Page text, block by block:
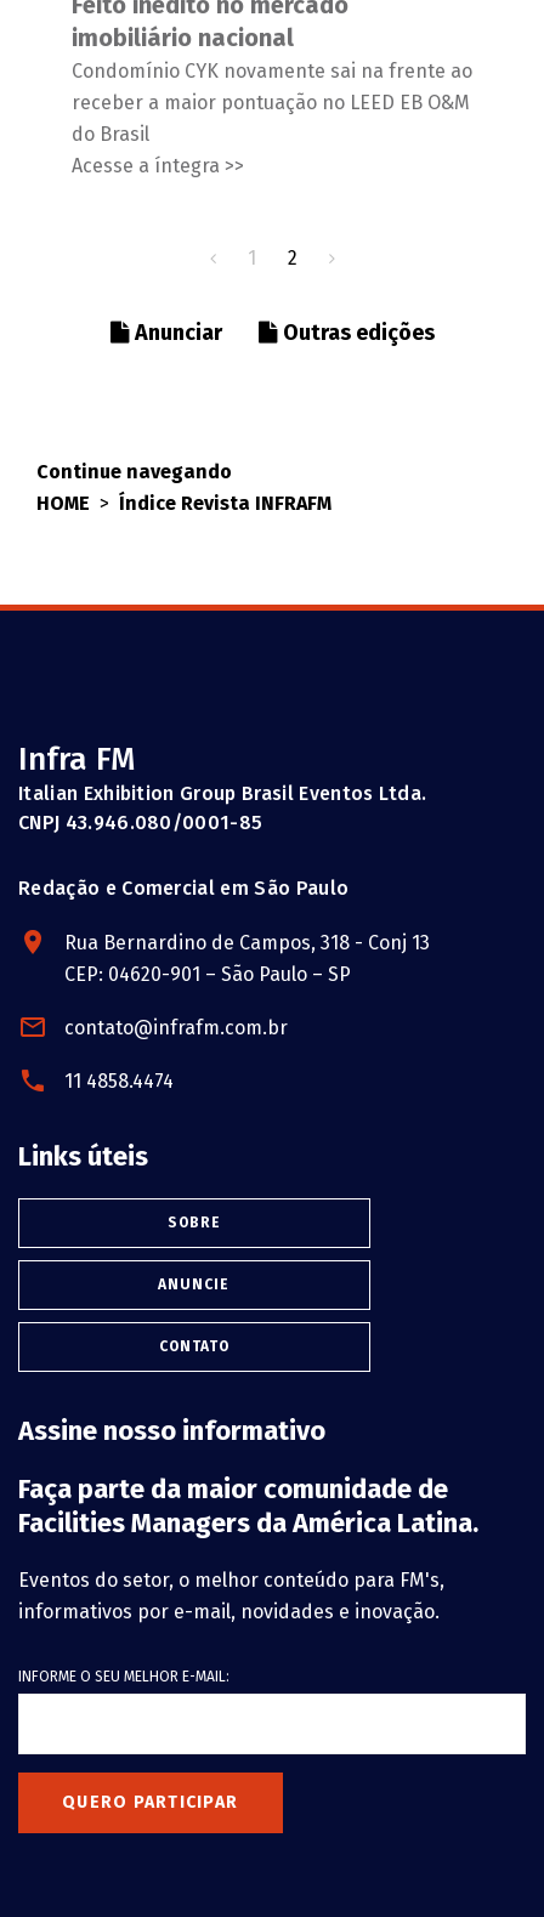
imobiliário nacional
Condomínio CYK novamente sai na frente ao
receber a maior pontuação no LEED EB O&M
do Brasil
Acesse a íntegra >>
1 2
Anunciar Outras edições
Continue navegando
HOME > Índice Revista INFRAFM
Infra FM
Italian Exhibition Group Brasil Eventos Ltda.
CNPJ 43.946.080/0001-85
Redação e Comercial em São Paulo
Rua Bernardino de Campos, 318 - Conj 13
CEP: 04620-901 – São Paulo – SP
contato@infrafm.com.br
11 4858.4474
Links úteis
SOBRE
ANUNCIE
CONTATO
Assine nosso informativo
Faça parte da maior comunidade de
Facilities Managers da América Latina.
Eventos do setor, o melhor conteúdo para FM's,
informativos por e-mail, novidades e inovação.
INFORME O SEU MELHOR E-MAIL:
QUERO PARTICIPAR